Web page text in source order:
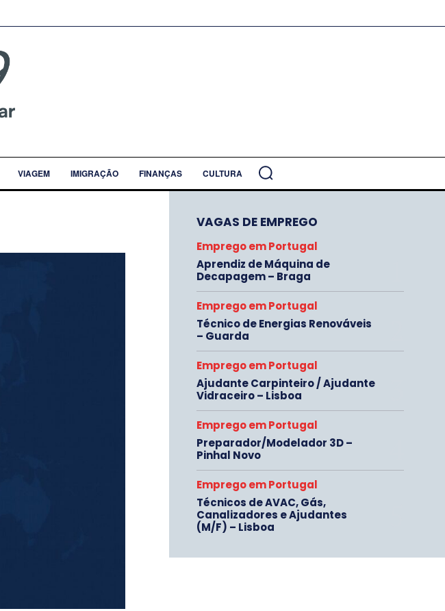
VIAGEM IMIGRAÇÃO FINANÇAS CULTURA
VAGAS DE EMPREGO
Emprego em Portugal
Aprendiz de Máquina de
Decapagem – Braga
Emprego em Portugal
Técnico de Energias Renováveis
– Guarda
Emprego em Portugal
Ajudante Carpinteiro / Ajudante
Vidraceiro – Lisboa
Emprego em Portugal
Preparador/Modelador 3D –
Pinhal Novo
Emprego em Portugal
Técnicos de AVAC, Gás,
Canalizadores e Ajudantes
(M/F) – Lisboa